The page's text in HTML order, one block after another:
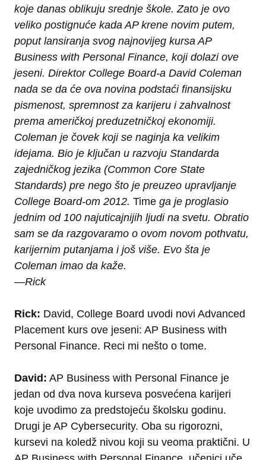
koje danas oblikuju srednje škole. Zato je ovo
veliko postignuće kada AP krene novim putem,
poput lansiranja svog najnovijeg kursa AP
Business with Personal Finance, koji dolazi ove
jeseni. Direktor College Board-a David Coleman
nada se da će ova novina podstaći finansijsku
pismenost, spremnost za karijeru i zahvalnost
prema američkoj preduzetničkoj ekonomiji.
Coleman je čovek koji se naginja ka velikim
idejama. Bio je ključan u razvoju Standarda
zajedničkog jezika (Common Core State
Standards) pre nego što je preuzeo upravljanje
College Board-om 2012. Time ga je proglasio
jednim od 100 najuticajnijih ljudi na svetu. Obratio
sam se da razgovaramo o ovom novom pothvatu,
karijernim putanjama i još više. Evo šta je
Coleman imao da kaže.
—Rick
Rick: David, College Board uvodi novi Advanced
Placement kurs ove jeseni: AP Business with
Personal Finance. Reci mi nešto o tome.
David: AP Business with Personal Finance je
jedan od dva nova kurseva posvećena karijeri
koje uvodimo za predstojeću školsku godinu.
Drugi je AP Cybersecurity. Oba su rigorozni,
kursevi na koledž nivou koji su veoma praktični. U